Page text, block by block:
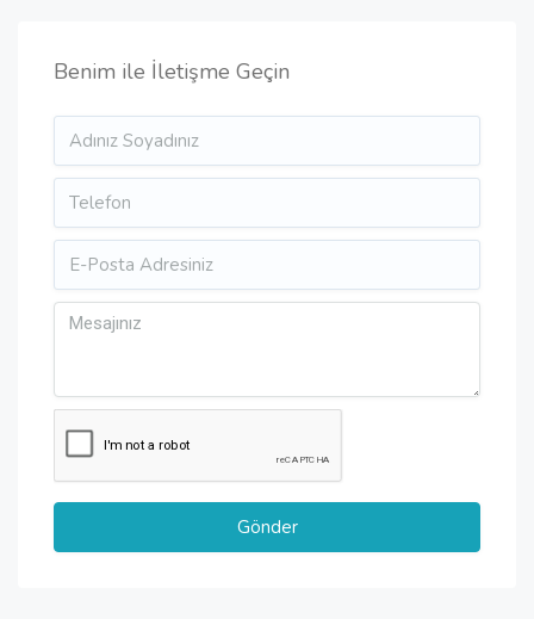
Benim ile İletişme Geçin